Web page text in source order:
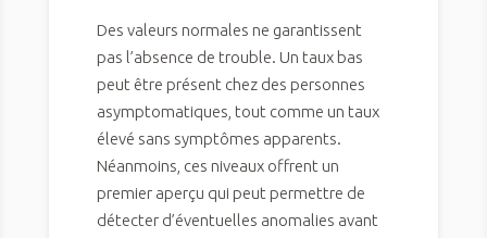
Des valeurs normales ne garantissent
pas l’absence de trouble. Un taux bas
peut être présent chez des personnes
asymptomatiques, tout comme un taux
élevé sans symptômes apparents.
Néanmoins, ces niveaux offrent un
premier aperçu qui peut permettre de
détecter d’éventuelles anomalies avant